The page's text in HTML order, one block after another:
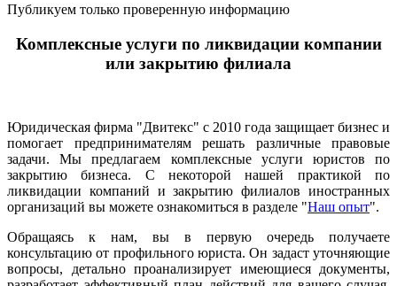
Публикуем только проверенную информацию
Комплексные услуги по ликвидации компании
или закрытию филиала
Юридическая фирма "Двитекс" с 2010 года защищает бизнес и
помогает предпринимателям решать различные правовые
задачи. Мы предлагаем комплексные услуги юристов по
закрытию бизнеса. С некоторой нашей практикой по
ликвидации компаний и закрытию филиалов иностранных
организаций вы можете ознакомиться в разделе "Наш опыт".
Обращаясь к нам, вы в первую очередь получаете
консультацию от профильного юриста. Он задаст уточняющие
вопросы, детально проанализирует имеющиеся документы,